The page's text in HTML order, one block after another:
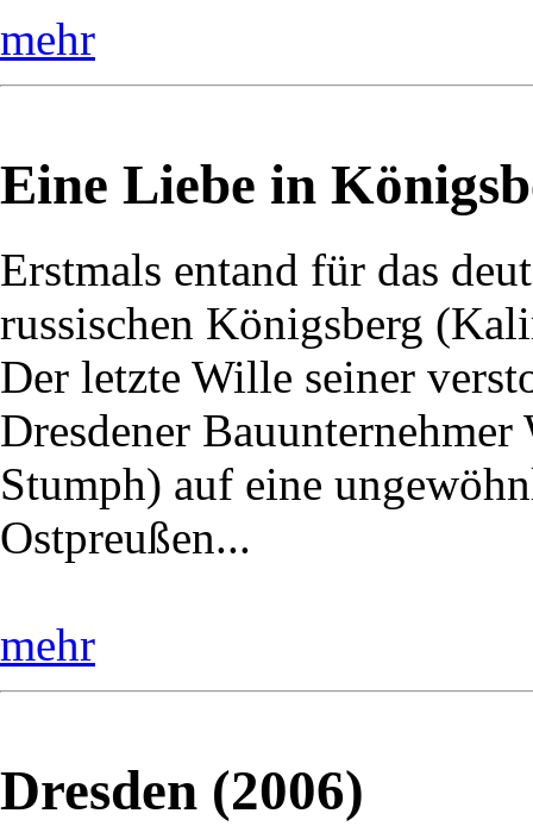
mehr
Eine Liebe in
Erstmals entand für das
russischen Königsberg
Der letzte Wille seiner
Dresdener
Stumph) auf eine
Ostpreußen...
mehr
Dresden (2006)